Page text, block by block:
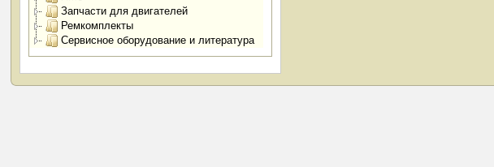
Запчасти для двигателей
Ремкомплекты
Сервисное оборудование и литература